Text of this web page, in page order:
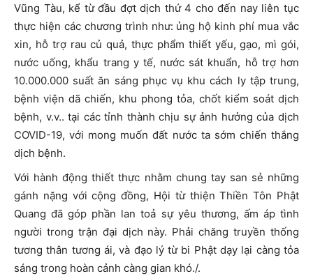
Vũng Tàu, kể từ đầu đợt dịch thứ 4 cho đến nay liên tục
thực hiện các chương trình như: ủng hộ kinh phí mua vắc
xin, hỗ trợ rau củ quả, thực phẩm thiết yếu, gạo, mì gói,
nước uống, khẩu trang y tế, nước sát khuẩn, hỗ trợ hơn
10.000.000 suất ăn sáng phục vụ khu cách ly tập trung,
bệnh viện dã chiến, khu phong tỏa, chốt kiểm soát dịch
bệnh, v.v.. tại các tỉnh thành chịu sự ảnh hưởng của dịch
COVID-19, với mong muốn đất nước ta sớm chiến thắng
dịch bệnh.
Với hành động thiết thực nhằm chung tay san sẻ những
gánh nặng với cộng đồng, Hội từ thiện Thiền Tôn Phật
Quang đã góp phần lan toả sự yêu thương, ấm áp tình
người trong trận đại dịch này. Phải chăng truyền thống
tương thân tương ái, và đạo lý từ bi Phật dạy lại càng tỏa
sáng trong hoàn cảnh càng gian khó./.